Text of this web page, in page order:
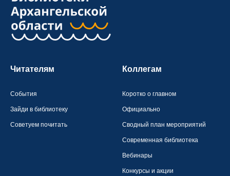
Читателям
События
Зайди в библиотеку
Советуем почитать
Коллегам
Коротко о главном
Официально
Сводный план мероприятий
Современная библиотека
Вебинары
Конкурсы и акции